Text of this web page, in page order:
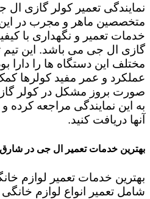
نمایندگی تعمیر کولر گازی
متخصصین ماهر و مجرب در این
خدمات تعمیر و نگهداری با
گازی ال جی می باشد. این تیم
مختلف این دستگاه ها را دارا
عملکرد و عمر مفید کولرها کمک
صورت بروز مشکل در کولر
به این نمایندگی مراجعه کرده
آنها دریافت کنید.
بهترین خدمات تعمیر ال جی در
بهترین خدمات تعمیر لوازم
شامل تعمیر انواع لوازم